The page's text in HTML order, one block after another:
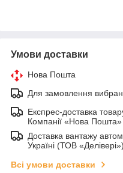
Умови доставки
Нова Пошта
Для замовлення
Експрес-доставка
Компанії «Нова Пошта»
Доставка вантажу
Україні (ТОВ «Делівері»).
Всі умови доставки